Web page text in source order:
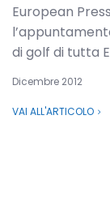
European
di golf di tutta
Dicembre 2012
VAI ALL'ARTICOLO